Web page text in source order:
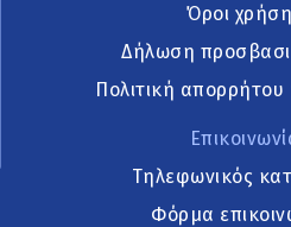
Όροι
Δήλωση
Πολιτική απορρήτου
Τηλεφωνικός
Φόρμα